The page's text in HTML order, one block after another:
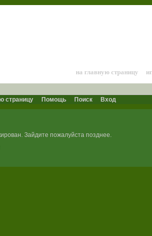
на главную страницу
страницу Помощь Поиск Вход
Зайдите пожалуйста позднее.